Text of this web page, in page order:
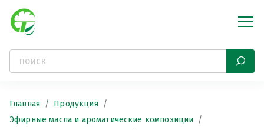
Главная
Продукция
Эфирные масла и ароматические композиции